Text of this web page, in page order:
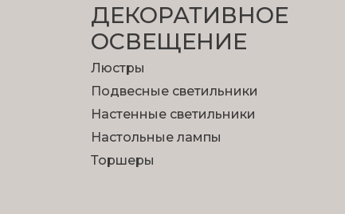
ДЕКОРАТИВНОЕ
ОСВЕЩЕНИЕ
Люстры
Подвесные светильники
Настенные светильники
Настольные лампы
Торшеры